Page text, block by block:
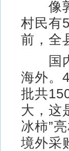
像郭
村民有
前，全
国内
海外。
批共
大，这
冰柿”
境外采